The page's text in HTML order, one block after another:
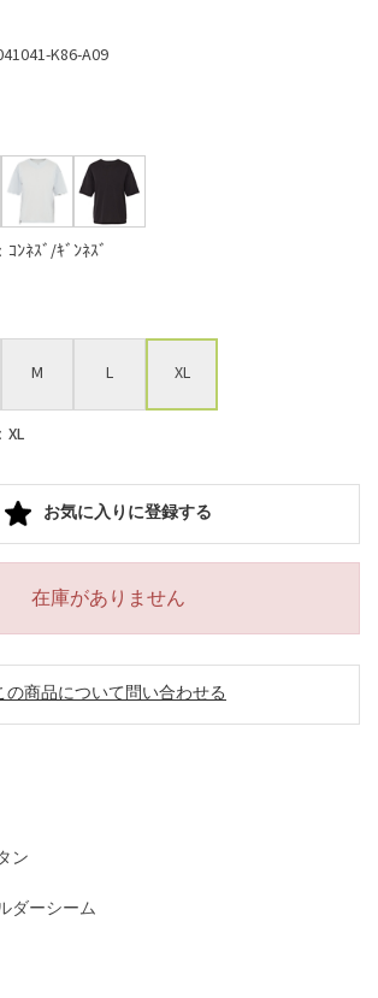
K86-A09
ﾝﾈｽﾞ/ｷﾞﾝﾈｽﾞ
M L XL
お気に入りに登録する
在庫がありません
の商品について問い合わせる
ン
ダーシーム